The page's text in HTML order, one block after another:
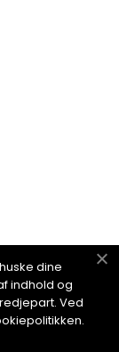
dine
indhold og
Ved